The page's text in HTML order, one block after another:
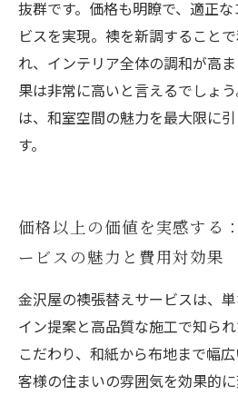
抜群です。価格も明瞭で、適正
ビスを実現。襖を新調すること
れ、インテリア全体の調和が高
果は非常に高いと言えるでしょ
は、和室空間の魅力を最大限に
す。
価格以上の価値を実感する
ービスの魅力と費用対効果
金沢屋の襖張替えサービスは、
イン提案と高品質な施工で知ら
こだわり、和紙から布地まで幅
客様の住まいの雰囲気を効果的